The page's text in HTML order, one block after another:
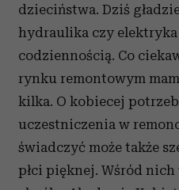
dzieciństwa. Dziś
hydraulika czy
codziennością. Co
rynku remontowym
kilka. O kobiecej
uczestniczenia w
świadczyć może także
płci pięknej. Wśród